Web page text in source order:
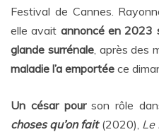
Festival de Cannes.
elle avait annoncé en 2023
glande surrénale, après des
maladie l’a emportée ce
Un césar pourson rôle
choses qu’on fait (2020), Le